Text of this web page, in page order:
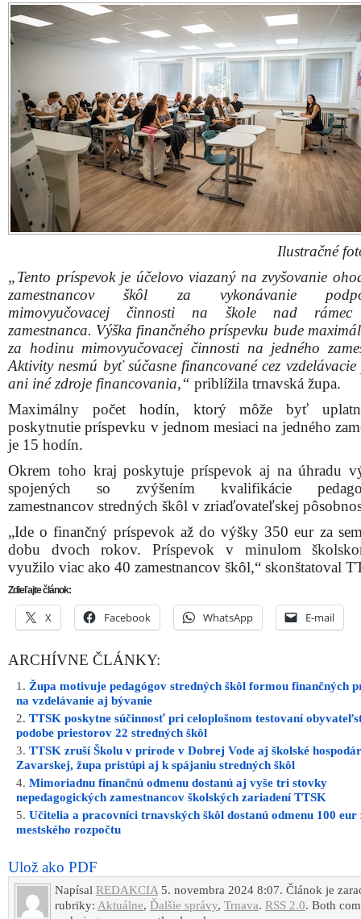
Ilustračné
„Tento príspevok je účelovo viazaný na zvyšovanie
zamestnancov škôl za vykonávanie
mimovyučovacej činnosti na škole nad rámec
zamestnanca. Výška finančného príspevku bude
za hodinu mimovyučovacej činnosti na jedného
Aktivity nesmú byť súčasne financované cez vzdelávacie
ani iné zdroje financovania,“ priblížila trnavská župa.
Maximálny počet hodín, ktorý môže byť
poskytnutie príspevku v jednom mesiaci na jedného
je 15 hodín.
Okrem toho kraj poskytuje príspevok aj na úhradu
spojených so zvýšením kvalifikácie
zamestnancov stredných škôl v zriaďovateľskej
„Ide o finančný príspevok až do výšky 350 eur za
dobu dvoch rokov. Príspevok v minulom
využilo viac ako 40 zamestnancov škôl,“ skonštatoval
Zdieľajte článok:
X Facebook WhatsApp E-mail
ARCHÍVNE ČLÁNKY:
Župa motivuje pedagógov stredných škôl formou finančných
na vzdelávanie aj bývanie
TTSK poskytne súčinnosť pri celoplošnom testovaní
podobe priestorov 22 stredných škôl
TTSK zruší Školu v prírode v Dobrej Vode aj školské
Zavarskej, župa pristúpi aj k spájaniu stredných škôl
Mimoriadnu finančnú odmenu dostanú aj vyše tri stovky
nepedagogických zamestnancov školských zariadení TTSK
Učitelia a pracovníci trnavských škôl dostanú odmenu 100 eur
mestského rozpočtu
Ulož ako PDF
Napísal REDAKCIA5. novembra 2024 8:07. Článok je
rubriky: Aktuálne, Ďalšie správy, Trnava. RSS 2.0. Both